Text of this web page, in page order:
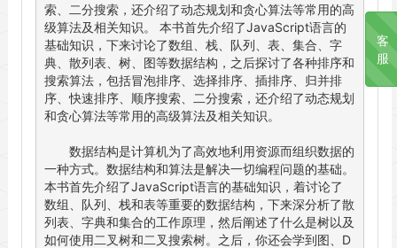
索、二分搜索，还介绍了动态规划和贪心算法等常用的高
级算法及相关知识。 本书首先介绍了JavaScript语言的
基础知识，下来讨论了数组、栈、队列、表、集合、字
典、散列表、树、图等数据结构，之后探讨了各种排序和
搜索算法，包括冒泡排序、选择排序、插排序、归并排
序、快速排序、顺序搜索、二分搜索，还介绍了动态规划
和贪心算法等常用的高级算法及相关知识。
       数据结构是计算机为了高效地利用资源而组织数据的
一种方式。数据结构和算法是解决一切编程问题的基础。
本书首先介绍了JavaScript语言的基础知识，着讨论了
数组、队列、栈和表等重要的数据结构，下来深分析了散
列表、字典和集合的工作原理，然后阐述了什么是树以及
如何使用二叉树和二叉搜索树。之后，你还会学到图、D
客
服